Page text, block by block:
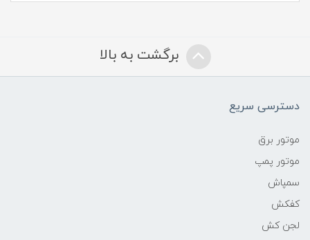
برگشت به بالا
دسترسی سریع
موتور برق
موتور پمپ
سمپاش
کفکش
لجن کش